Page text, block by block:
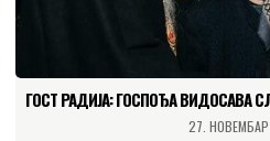
ГОСТ РАДИЈА: ГОСПОЂА ВИДОСАВА
27.